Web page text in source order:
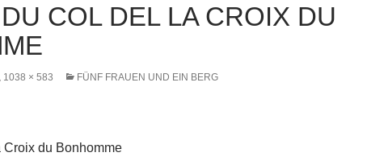
COL DEL LA CROIX DU
1038 × 583 FÜNF FRAUEN UND EIN BERG
du Bonhomme